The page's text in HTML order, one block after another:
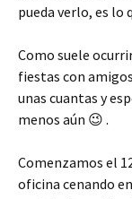
pueda verlo, es lo
Como suele
fiestas con
unas cuantas y
menos aún 😉 .
Comenzamos el
oficina cenando